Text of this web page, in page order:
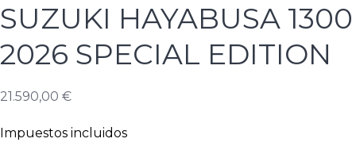
SUZUKI HAYABUSA 1300
2026 SPECIAL EDITION
21.590,00 €
Impuestos incluidos